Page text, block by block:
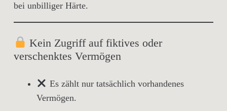
bei unbilliger Härte.
Kein Zugriff auf fiktives oder
verschenktes Vermögen
Es zählt nur tatsächlich vorhandenes
Vermögen.